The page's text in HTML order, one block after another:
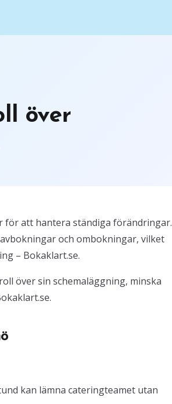
över
för att hantera ständiga förändringar.
och ombokningar, vilket
– Bokaklart.se.
över sin schemaläggning, minska
kan lämna cateringteamet utan